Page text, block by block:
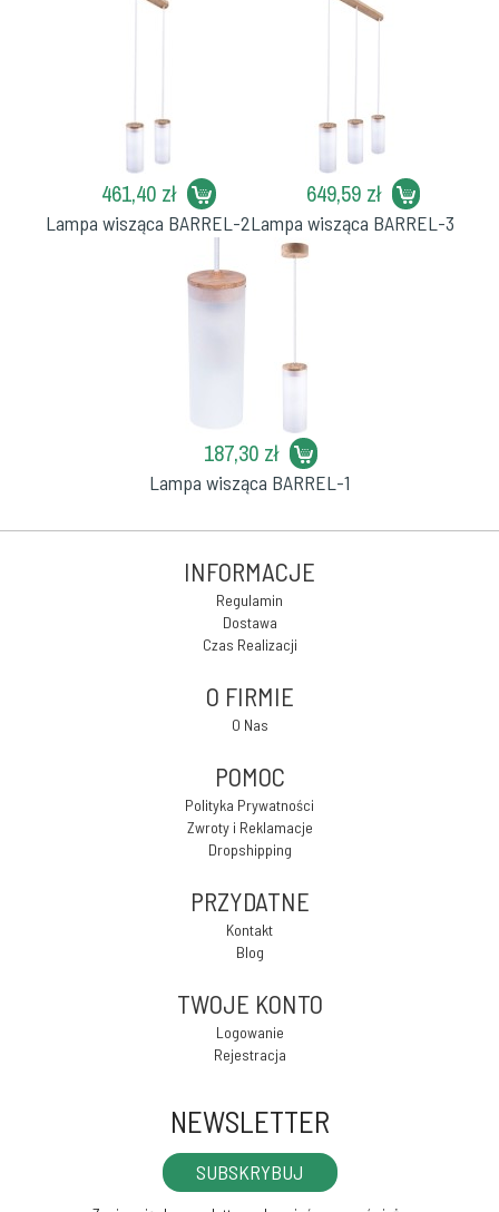
461,40 zł
Lampa wisząca BARREL-2
649,59 zł
Lampa wisząca BARREL-3
187,30 zł
Lampa wisząca BARREL-1
INFORMACJE
Regulamin
Dostawa
Czas Realizacji
O FIRMIE
O Nas
POMOC
Polityka Prywatności
Zwroty i Reklamacje
Dropshipping
PRZYDATNE
Kontakt
Blog
TWOJE KONTO
Logowanie
Rejestracja
NEWSLETTER
SUBSKRYBUJ